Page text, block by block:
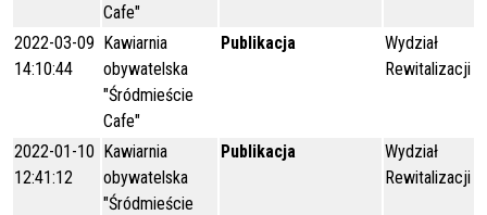
Cafe"
2022-03-09
14:10:44
Kawiarnia
obywatelska
"Śródmieście
Cafe"
Publikacja
Wydział
Rewitalizacji
2022-01-10
12:41:12
Kawiarnia
obywatelska
"Śródmieście
Publikacja
Wydział
Rewitalizacji